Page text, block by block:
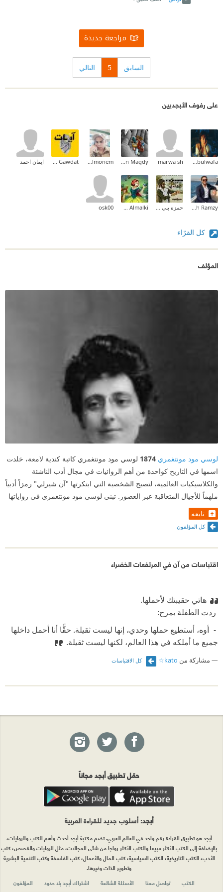
مراجعة جديدة
السابق 5 التالي
على رفوف الأبجديين
Omaima Abulwafa
marwa sh
Yasmin Magdy
Waled Abd Elmonem
Ayat Gawdat ايمان احمد
Mina Mamdouh Ramzy حمزه بني يونس Yasmeen Almalki
osk00
كل القرّاء
المؤلف
لوسي مود مونتغمري 1874 لوسي مود مونتغمري كاتبة كندية لامعة، خلدت
اسمها في التاريخ كواحدة من أهم الروائيات في مجال أدب الناشئة
والكلاسيكيات العالمية، لتصبح الشخصية التي ابتكرتها "آن شيرلي" رمزاً أدبياً
ملهماً للأجيال المتعاقبة عبر العصور. تبني لوسي مود مونتغمري في رواياتها
تابعه
كل المؤلفون
اقتباسات من آن في المرتفعات الخضراء
هاتي حقيبتك لأحملها.
‫ ردت الطفلة بمرح:
‫ - أوه، أستطيع حملها وحدي، إنها ليست ثقيلة. حقًّا أنا أحمل داخلها
جميع ما أملكه في هذا العالم، لكنها ليست ثقيلة.
مشاركة من kato☆ كل الاقتباسات
حمّل تطبيق أبجد مجاناً
أبجد: أسلوب جديد للقراءة العربية
أبجد هو تطبيق القراءة رقم واحد في العالم العربي. تضم مكتبة أبجد أحدث وأهم الكتب والروايات،
بالإضافة إلى الكتب الأكثر مبيعاً والكتب الأكثر رواجاً من شتّى المجالات، مثل الروايات والقصص، كتب
الأدب، الكتب التاريخية، الكتب السياسية، كتب المال والأعمال، كتب الفلسفة وكتب التنمية البشرية
وتطوير الذات وغيرها.
الكتب
تواصل معنا الأسئلة الشائعة اشتراك أبجد بلا حدود المؤلفون